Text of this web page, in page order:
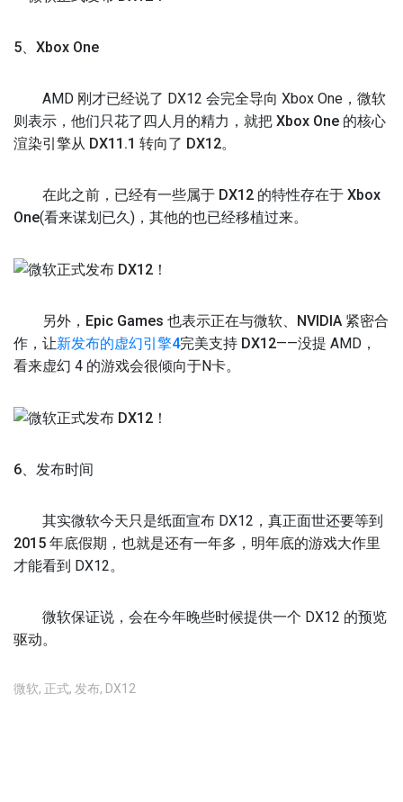
5、Xbox One
AMD 刚才已经说了 DX12 会完全导向 Xbox One，微软
则表示， 他们只花了四人月的精力，就把 Xbox One 的核心
渲染引擎从 DX11.1 转向了 DX12。
在此之前， 已经有一些属于 DX12 的特性存在于 Xbox
One(看来谋划已久)，其他的也已经移植过来。
另外， Epic Games 也表示正在与微软、NVIDIA 紧密合
作，让新发布的虚幻引擎4完美支持 DX12——没提 AMD，
看来虚幻 4 的游戏会很倾向于N卡。
6、发布时间
其实微软今天只是纸面宣布 DX12， 真正面世还要等到
2015 年底假期 ，也就是还有一年多，明年底的游戏大作里
才能看到 DX12。
微软保证说，会在今年晚些时候提供一个 DX12 的预览
驱动。
微软, 正式, 发布, DX12